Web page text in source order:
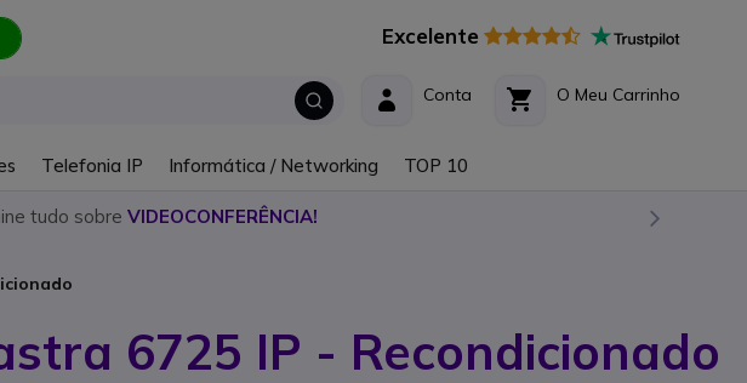
Excelente
O Meu Carrinho
Conta
Telefonia IP Informática / Networking TOP 10
tudo sobre VIDEOCONFERÊNCIA!
6725 IP - Recondicionado